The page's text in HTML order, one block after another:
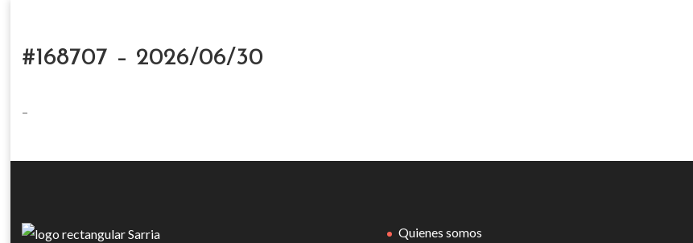
#168707 – 2026/06/30
–
Quienes somos